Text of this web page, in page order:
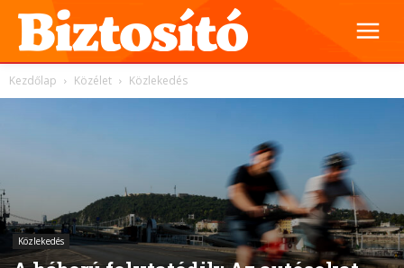
Kezdőlap Közélet Közlekedés
Közlekedés